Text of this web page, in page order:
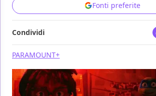
Fonti preferite
Condividi
PARAMOUNT+